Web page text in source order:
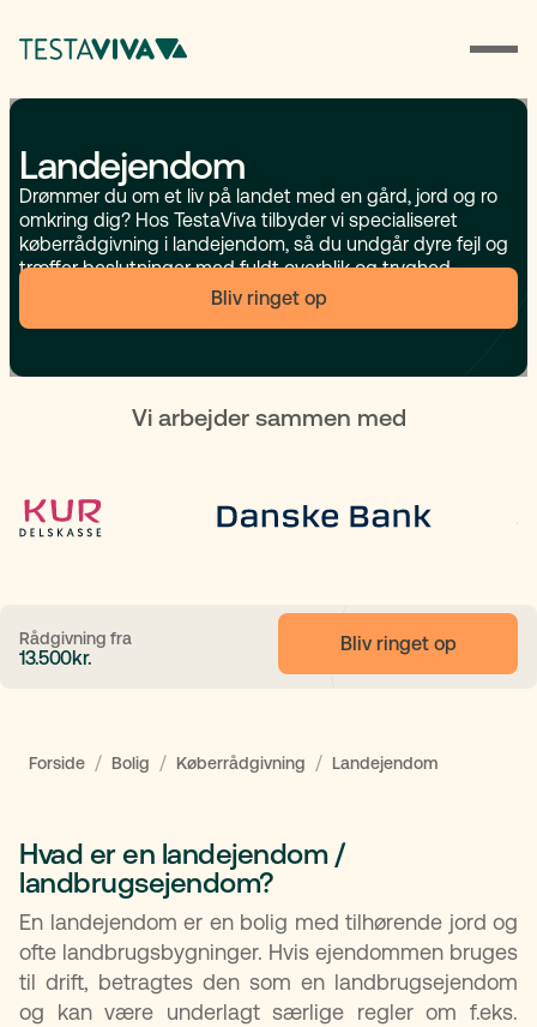
Landejendom
Drømmer du om et liv på landet med en gård, jord og ro
omkring dig? Hos TestaViva tilbyder vi specialiseret
køberrådgivning i landejendom, så du undgår dyre fejl og
træffer beslutninger med fuldt overblik og tryghed.
Bliv ringet op
Vi arbejder sammen med
Rådgivning fra
13.500kr.
Bliv ringet op
Forside / Bolig / Køberrådgivning / Landejendom
Hvad er en landejendom /
landbrugsejendom?
En landejendom er en bolig med tilhørende jord og
ofte landbrugsbygninger. Hvis ejendommen bruges
til drift, betragtes den som en landbrugsejendom
og kan være underlagt særlige regler om f.eks.